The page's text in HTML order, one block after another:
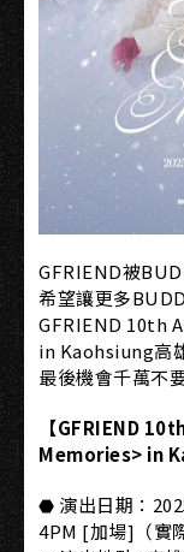
GFRIEND被
希望讓更多
GFRIEND 10th
in Kaohsiung高
最後機會千萬不
【GFRIEND
Memories> in
⬣ 演出日期：
4PM [加場]（實